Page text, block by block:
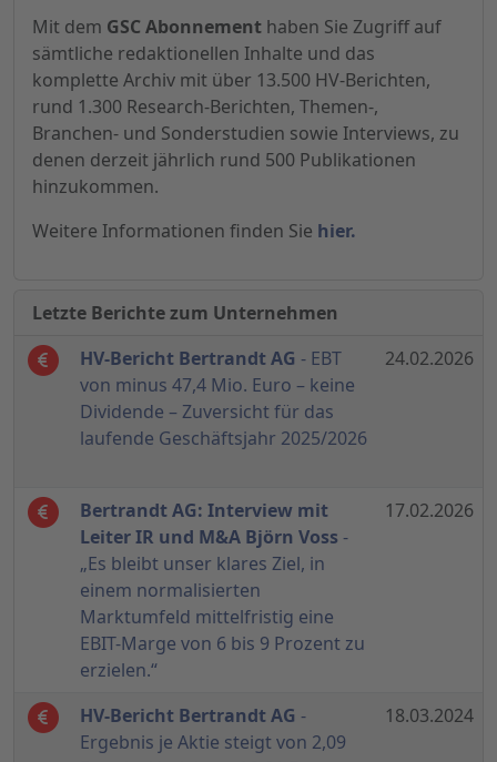
Mit dem GSC Abonnement haben Sie Zugriff auf
sämtliche redaktionellen Inhalte und das
komplette Archiv mit über 13.500 HV-Berichten,
rund 1.300 Research-Berichten, Themen-,
Branchen- und Sonderstudien sowie Interviews, zu
denen derzeit jährlich rund 500 Publikationen
hinzukommen.
Weitere Informationen finden Sie hier.
Letzte Berichte zum Unternehmen
HV-Bericht Bertrandt AG - EBT
von minus 47,4 Mio. Euro – keine
Dividende – Zuversicht für das
laufende Geschäftsjahr 2025/2026
24.02.2026
Bertrandt AG: Interview mit
Leiter IR und M&A Björn Voss -
„Es bleibt unser klares Ziel, in
einem normalisierten
Marktumfeld mittelfristig eine
EBIT-Marge von 6 bis 9 Prozent zu
erzielen.“
17.02.2026
HV-Bericht Bertrandt AG -
Ergebnis je Aktie steigt von 2,09
18.03.2024